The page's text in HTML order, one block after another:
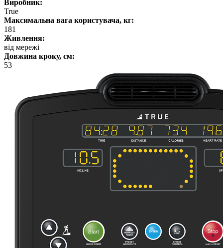
Виробник:
True
Максимальна вага користувача, кг:
181
Живлення:
від мережі
Довжина кроку, см:
53